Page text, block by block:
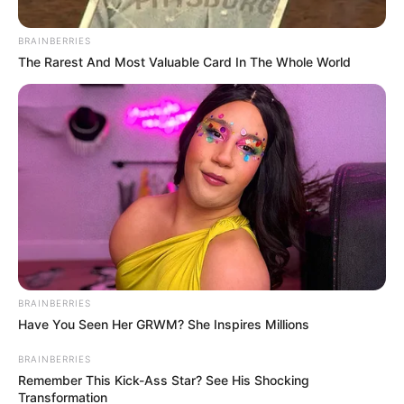
Suministro: Soacha Ilustrada
Concejales de Soacha 2024 - 2027.
Por:Óscar Barrero
Octubre 30, 2023
BRAINBERRIES
The Rarest And Most Valuable Card In The Whole World
BRAINBERRIES
Have You Seen Her GRWM? She Inspires Millions
BRAINBERRIES
Remember This Kick-Ass Star? See His Shocking
Transformation